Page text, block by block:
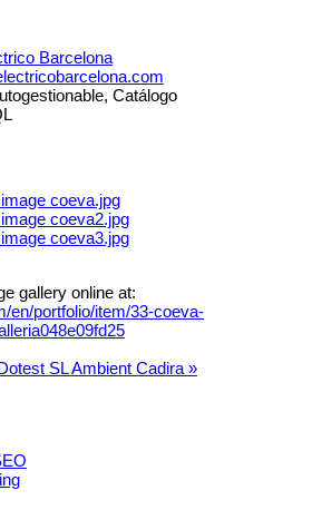
Barcelona
Catálogo
gallery online at:
en/portfolio/item/33-coeva-
SLAmbient Cadira »